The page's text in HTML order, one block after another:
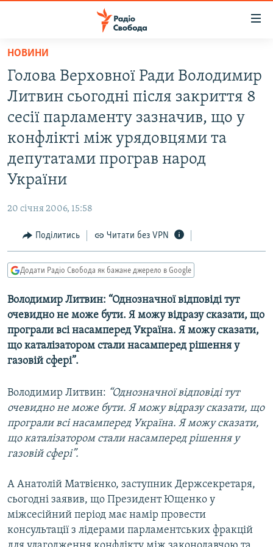
Перейти
основного
матеріалу
Перейти
до
основної
навігації
Перейти
до
СТАТТІ
ПОЛІТИКА
СУСПІЛЬСТВО
УКРАЇНА
СВІТ
ВІЙНА
РОСІЙСЬКА «ФІЛЬТРАЦІЯ»
ДОНБАС.РЕАЛІЇ
СХЕМИ
КИТАЙ.ВИКЛИКИ
ФОТО
СПЕЦПРОЄКТИ
ПОДКАСТИ
РУС
УКР
КТАТ
НОВИНИ
Голова Верховної Ради Володимир
Литвин сьогодні після закриття 8
сесії парламенту зазначив, що у
конфлікті між урядовцями та
депутатами програв народ
України
20 січня 2006, 15:58
Поділитись Читати без VPN
Додати Радіо Свобода як бажане джерело в Google
Володимир Литвин: “Однозначної відповіді тут
очевидно не може бути. Я можу відразу сказати, що
програли всі насамперед Україна. Я можу сказати,
що каталізатором стали насамперед рішення у
газовій сфері”.
Володимир Литвин: “Однозначної відповіді тут
очевидно не може бути. Я можу відразу сказати, що
програли всі насамперед Україна. Я можу сказати,
що каталізатором стали насамперед рішення у
газовій сфері”.
А Анатолій Матвієнко, заступник Держсекретаря,
сьогодні заявив, що Президент Ющенко у
міжсесійний період має намір провести
консультації з лідерами парламентських фракцій